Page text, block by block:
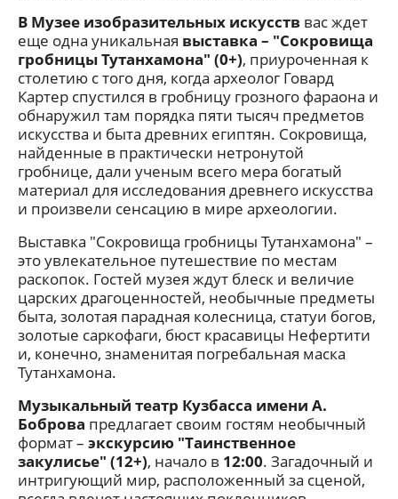
В Музее изобразительных искусств вас ждет
еще одна уникальная выставка – "Сокровища
гробницы Тутанхамона" (0+), приуроченная к
столетию с того дня, когда археолог Говард
Картер спустился в гробницу грозного фараона и
обнаружил там порядка пяти тысяч предметов
искусства и быта древних египтян. Сокровища,
найденные в практически нетронутой
гробнице, дали ученым всего мера богатый
материал для исследования древнего искусства
и произвели сенсацию в мире археологии.
Выставка "Сокровища гробницы Тутанхамона" –
это увлекательное путешествие по местам
раскопок. Гостей музея ждут блеск и величие
царских драгоценностей, необычные предметы
быта, золотая парадная колесница, статуи богов,
золотые саркофаги, бюст красавицы Нефертити
и, конечно, знаменитая погребальная маска
Тутанхамона.
Музыкальный театр Кузбасса имени А.
Боброва предлагает своим гостям необычный
формат – экскурсию "Таинственное
закулисье" (12+), начало в 12:00. Загадочный и
интригующий мир, расположенный за сценой,